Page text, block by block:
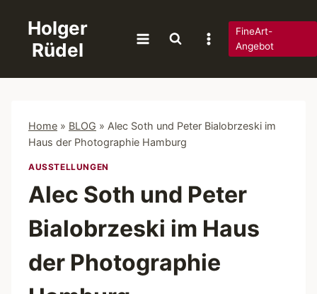
springen
Holger
Rüdel
FineArt-
Angebot
Home » BLOG » Alec Soth und Peter Bialobrzeski im
Haus der Photographie Hamburg
AUSSTELLUNGEN
Alec Soth und Peter
Bialobrzeski im Haus
der Photographie